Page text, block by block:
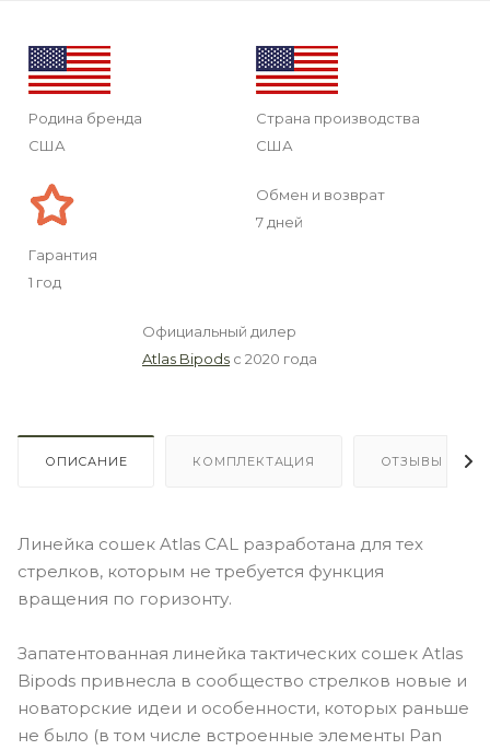
Родина бренда
США
Страна производства
США
Гарантия
1 год
Обмен и возврат
7 дней
Официальный дилер
Atlas Bipods с 2020 года
ОПИСАНИЕ КОМПЛЕКТАЦИЯ ОТЗЫВЫ
Линейка сошек Atlas CAL разработана для тех
стрелков, которым не требуется функция
вращения по горизонту.
Запатентованная линейка тактических сошек Atlas
Bipods привнесла в сообщество стрелков новые и
новаторские идеи и особенности, которых раньше
не было (в том числе встроенные элементы Pan